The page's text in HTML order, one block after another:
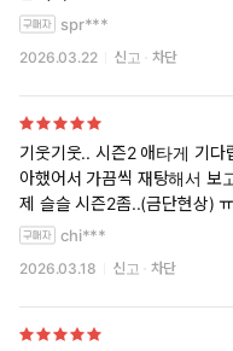
spr***
2026.03.22 신고 차단
기웃기웃.. 시즌2 애타게 기다립니다!! 전 그림체도 너무 좋고, 원작도 좋
아했어서 가끔씩 재탕해서 보
제 슬슬 시즌2좀..(금단현상)
chi***
2026.03.18 신고 차단